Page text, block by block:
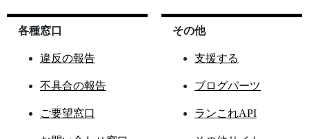
各種窓口
違反の報告
不具合の報告
ご要望窓口
その他
支援する
ブログパーツ
ランこれAPI